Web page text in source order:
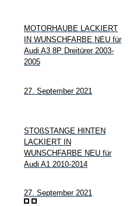
MOTORHAUBE LACKIERT
IN WUNSCHFARBE NEU für
Audi A3 8P Dreitürer 2003-
2005
27. September 2021
STOßSTANGE HINTEN
LACKIERT IN
WUNSCHFARBE NEU für
Audi A1 2010-2014
27. September 2021